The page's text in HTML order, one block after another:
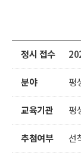
정시 접수
분야 평
교육기관 평
추첨여부 선